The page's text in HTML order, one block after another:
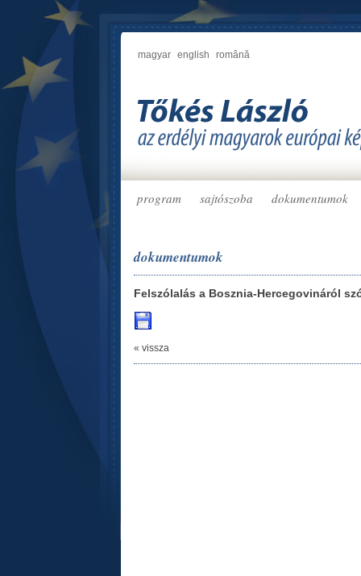
magyar english română
program sajtószoba dokumentumok
dokumentumok
Felszólalás a Bosznia-Hercegovináról
« vissza